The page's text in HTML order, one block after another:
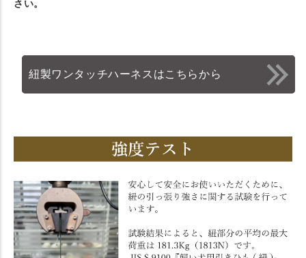
さい。
紐製ワンタッチハーネスはこちらから